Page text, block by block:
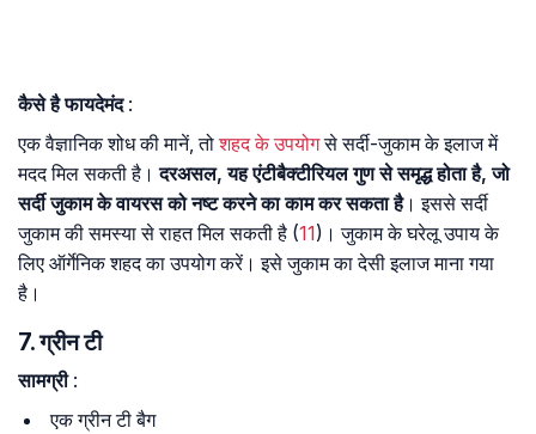
कैसे है फायदेमंद:
एक वैज्ञानिक शोध की मानें, तोशहद के उपयोगसे सर्दी-जुकाम के इलाज में
मदद मिल सकती है।दरअसल, यह एंटीबैक्टीरियल गुण से समृद्ध होता है, जो
सर्दी जुकाम के वायरस को नष्ट करने का काम कर सकता है। इससे सर्दी
जुकाम की समस्या से राहत मिल सकती है (11)। जुकाम के घरेलू उपाय के
लिए ऑर्गेनिक शहद का उपयोग करें। इसे जुकाम का देसी इलाज माना गया
है।
7. ग्रीन टी
सामग्री:
एक ग्रीन टी बैग